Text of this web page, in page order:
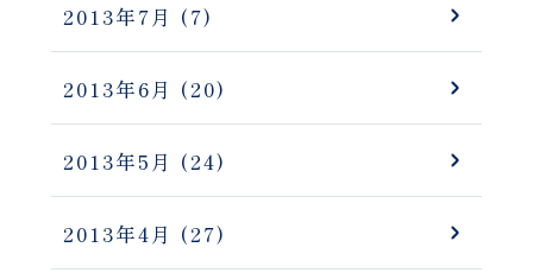
2013年7月 (7)
2013年6月 (20)
2013年5月 (24)
2013年4月 (27)